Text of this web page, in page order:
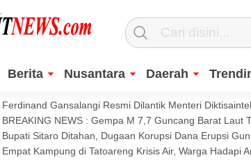
Berita Nusantara Daerah
Ferdinand Gansalangi Resmi Dilantik Menteri
BREAKING NEWS : Gempa M 7,7 Guncang Barat Laut
Bupati Sitaro Ditahan, Dugaan Korupsi Dana Erupsi
Empat Kampung di Tatoareng Krisis Air, Warga Hadapi